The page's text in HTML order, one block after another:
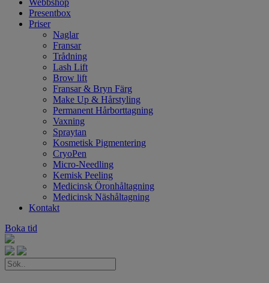
Webbshop
Presentbox
Priser
Naglar
Fransar
Trådning
Lash Lift
Brow lift
Fransar & Bryn Färg
Make Up & Hårstyling
Permanent Hårborttagning
Vaxning
Spraytan
Kosmetisk Pigmentering
CryoPen
Micro-Needling
Kemisk Peeling
Medicinsk Öronhåltagning
Medicinsk Näshåltagning
Kontakt
Boka tid